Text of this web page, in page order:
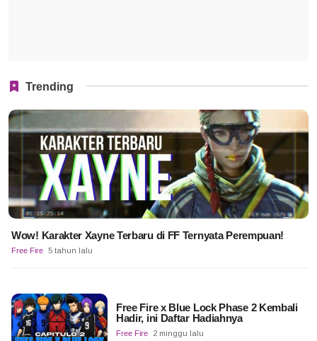
Trending
Wow! Karakter Xayne Terbaru di FF Ternyata Perempuan!
Free Fire 5 tahun lalu
Free Fire x Blue Lock Phase 2 Kembali
Hadir, ini Daftar Hadiahnya
Free Fire 2 minggu lalu